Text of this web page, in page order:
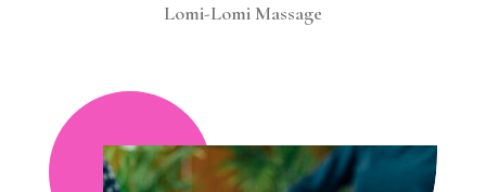
Lomi-Lomi Massage